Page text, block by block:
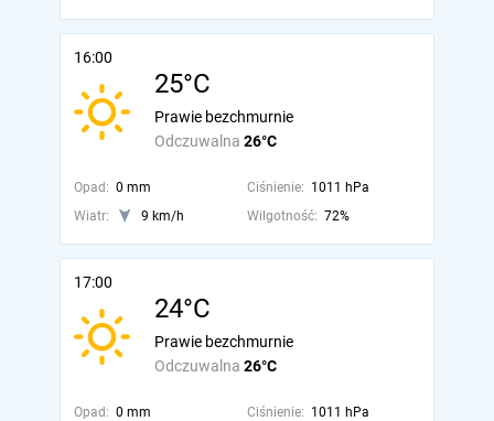
16:00
25°C
Odczuwalna 26°C
Prawie bezchmurnie
Opad: 0 mm Ciśnienie: 1011 hPa
Wiatr:
9 km/h Wilgotność: 72%
17:00
24°C
Odczuwalna 26°C
Prawie bezchmurnie
Opad: 0 mm Ciśnienie: 1011 hPa